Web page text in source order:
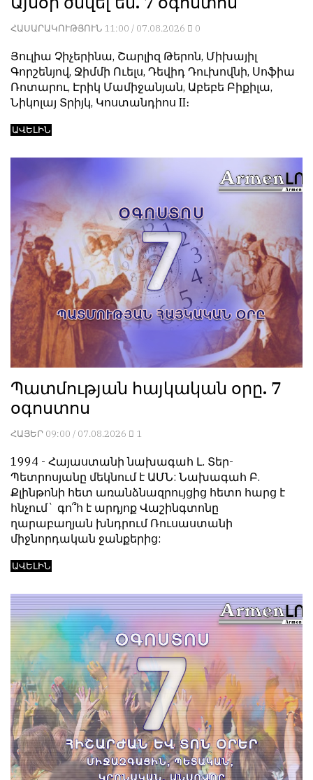
ՀԱՍԱՐԱԿՈՒԹՅՈՒՆ 11:00 / 07.08.2026 0
Յուլիա Չիչերինա, Շարլիզ Թերոն, Միխայիլ
Գորշենյով, Ջիմմի Ուելս, Դեվիդ Դուխովնի, Սոֆիա
Ռոտարու, Էրիկ Մամիջանյան, Աբեբե Բիքիլա,
Նիկոլայ Տրիյկ, Կոստանդիոս II։
ԱՎԵԼԻՆ
Պատմության հայկական օրը. 7
օգոստոս
ՀԱՅԵՐ 09:00 / 07.08.2026 1
1994 - Հայաստանի նախագահ Լ. Տեր-
Պետրոսյանը մեկնում է ԱՄՆ: Նախագահ Բ.
Քլինթոնի հետ առանձնազրույցից հետո հարց է
հնչում` գո՞հ է արդյոք Վաշինգտոնը
ղարաբաղյան խնդրում Ռուսաստանի
միջնորդական ջանքերից:
ԱՎԵԼԻՆ